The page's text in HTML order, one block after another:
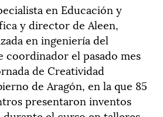
en Educación y
y director de Aleen,
en ingeniería del
el pasado mes
de Creatividad
de Aragón, en la que 85
presentaron inventos